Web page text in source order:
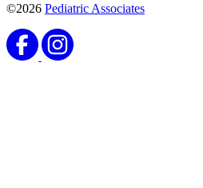
©2026 Pediatric Associates